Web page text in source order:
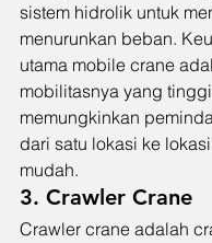
sistem hidrolik untuk
menurunkan beban.
utama mobile crane
mobilitasnya yang
memungkinkan
dari satu lokasi ke
mudah.
3. Crawler Crane
Crawler crane adalah